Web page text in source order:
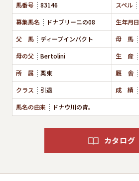
馬番号 83146 スペル
募集馬名
ドナブリーニの08 生年月日
父 馬
ディープインパクト 母 馬
母の父
Bertolini 生 産
所 属
栗東 厩 舎
クラス
引退 成 績
馬名の由来
ドナウ川の青。
カタログ